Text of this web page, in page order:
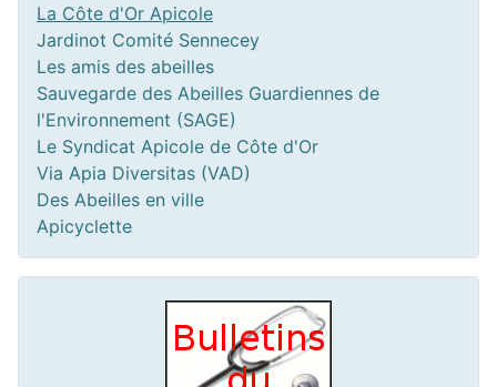
La Côte d'Or Apicole
Jardinot Comité Sennecey
Les amis des abeilles
Sauvegarde des Abeilles Guardiennes de
l'Environnement (SAGE)
Le Syndicat Apicole de Côte d'Or
Via Apia Diversitas (VAD)
Des Abeilles en ville
Apicyclette